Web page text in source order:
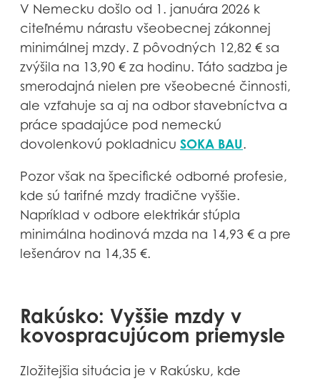
V Nemecku došlo od 1. januára 2026 k
citeľnému nárastu všeobecnej zákonnej
minimálnej mzdy. Z pôvodných 12,82 € sa
zvýšila na 13,90 € za hodinu. Táto sadzba je
smerodajná nielen pre všeobecné činnosti,
ale vzťahuje sa aj na odbor stavebníctva a
práce spadajúce pod nemeckú
dovolenkovú pokladnicu SOKA BAU.
Pozor však na špecifické odborné profesie,
kde sú tarifné mzdy tradične vyššie.
Napríklad v odbore elektrikár stúpla
minimálna hodinová mzda na 14,93 € a pre
lešenárov na 14,35 €.
Rakúsko: Vyššie mzdy v
kovospracujúcom priemysle
Zložitejšia situácia je v Rakúsku, kde